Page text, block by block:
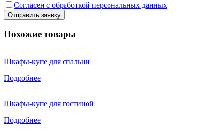
Согласен с обработкой персональных данных
Похожие товары
Шкафы-купе для спальни
Подробнее
Шкафы-купе для гостиной
Подробнее